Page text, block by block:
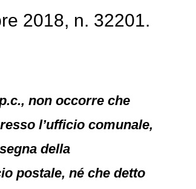
2018, n. 32201.
non occorre che
l’ufficio comunale,
della
postale, né che detto